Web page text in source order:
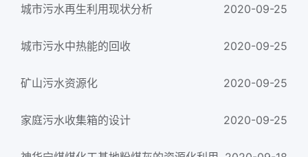
城市污水再生利用现状分析 2020-09-25
城市污水中热能的回收 2020-09-25
矿山污水资源化 2020-09-25
家庭污水收集箱的设计 2020-09-25